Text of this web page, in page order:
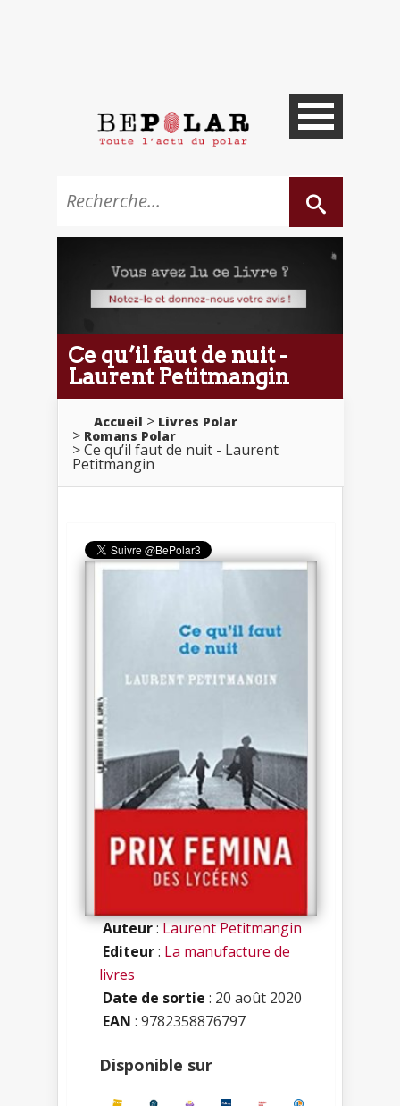
Ce qu’il faut de nuit -
Laurent Petitmangin
Accueil
Livres Polar
Romans Polar
Ce qu’il faut de nuit - Laurent
Petitmangin
Auteur:Laurent Petitmangin
Editeur: La manufacture de
livres
Date de sortie : 20 août 2020
EAN : 9782358876797
Disponible sur